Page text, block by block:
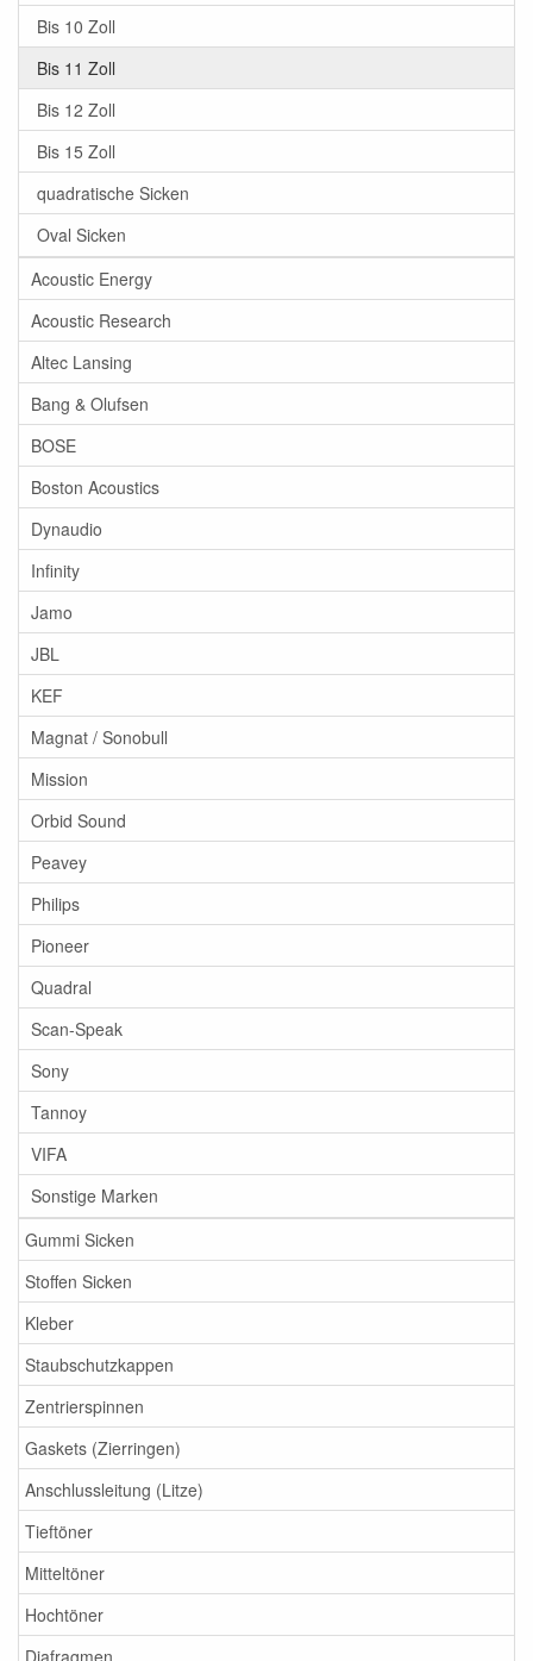
Bis 10 Zoll
Bis 11 Zoll
Bis 12 Zoll
Bis 15 Zoll
quadratische Sicken
Oval Sicken
Acoustic Energy
Acoustic Research
Altec Lansing
Bang & Olufsen
BOSE
Boston Acoustics
Dynaudio
Infinity
Jamo
JBL
KEF
Magnat / Sonobull
Mission
Orbid Sound
Peavey
Philips
Pioneer
Quadral
Scan-Speak
Sony
Tannoy
VIFA
Sonstige Marken
Gummi Sicken
Stoffen Sicken
Kleber
Staubschutzkappen
Zentrierspinnen
Gaskets (Zierringen)
Anschlussleitung (Litze)
Tieftöner
Mitteltöner
Hochtöner
Diafragmen